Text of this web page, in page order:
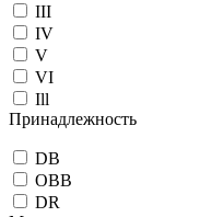
III
IV
V
VI
Ill
Принадлежность
DB
OBB
DR